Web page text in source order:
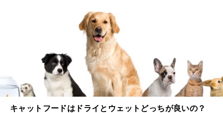
キャットフードはドライとウェットどっちが良いの？